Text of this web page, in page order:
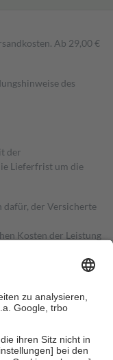
Ab 29,00 €
des
der
Lieferfrist um die
dafür, der Versicherte
Kosten der Leistung